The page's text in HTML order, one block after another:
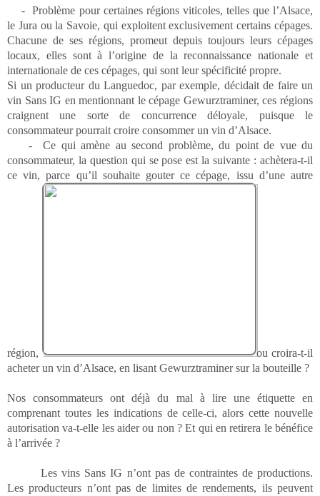
- Problème pour certaines régions viticoles, telles que l’Alsace,
le Jura ou la Savoie, qui exploitent exclusivement certains cépages.
Chacune de ses régions, promeut depuis toujours leurs cépages
locaux, elles sont à l’origine de la reconnaissance nationale et
internationale de ces cépages, qui sont leur spécificité propre.
Si un producteur du Languedoc, par exemple, décidait de faire un
vin Sans IG en mentionnant le cépage Gewurztraminer, ces régions
craignent une sorte de concurrence déloyale, puisque le
consommateur pourrait croire consommer un vin d’Alsace.
- Ce qui amène au second problème, du point de vue du
consommateur, la question qui se pose est la suivante : achètera-t-il
ce vin, parce qu’il souhaite gouter ce cépage, issu d’une autre
région,
ou croira-t-il
acheter un vin d’Alsace, en lisant Gewurztraminer sur la bouteille ?
Nos consommateurs ont déjà du mal à lire une étiquette en
comprenant toutes les indications de celle-ci, alors cette nouvelle
autorisation va-t-elle les aider ou non ? Et qui en retirera le bénéfice
à l’arrivée ?
Les vins Sans IG n’ont pas de contraintes de productions.
Les producteurs n’ont pas de limites de rendements, ils peuvent